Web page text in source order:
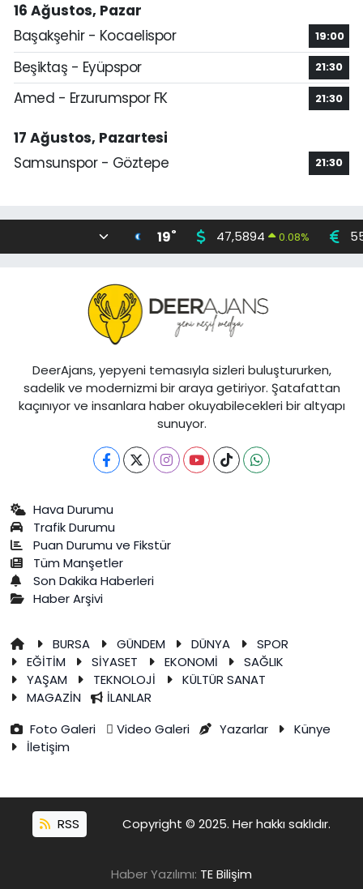
16 Ağustos, Pazar
Başakşehir - Kocaelispor
19:00
Beşiktaş - Eyüpspor 21:30
Amed - Erzurumspor FK 21:30
17 Ağustos, Pazartesi
Samsunspor - Göztepe
21:30
19° 47,5894 0.08%
DeerAjans, yepyeni temasıyla sizleri buluştururken,
sadelik ve modernizmi bir araya getiriyor. Şatafattan
kaçınıyor ve insanlara haber okuyabilecekleri bir altyapı
sunuyor.
Hava Durumu
Trafik Durumu
Puan Durumu ve Fikstür
Tüm Manşetler
Son Dakika Haberleri
Haber Arşivi
BURSA GÜNDEM DÜNYA
SPOR
EĞİTİM
SİYASET EKONOMİ
SAĞLIK
YAŞAM
TEKNOLOJİ
KÜLTÜR SANAT
MAGAZİN
İLANLAR
Foto Galeri
Video Galeri Yazarlar
Künye
İletişim
RSS Copyright © 2025. Her hakkı saklıdır.
Haber Yazılımı: TE Bilişim